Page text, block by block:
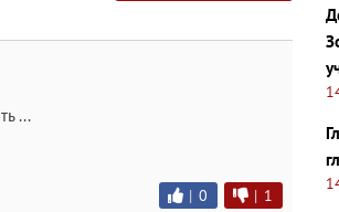
...
| 0 | 1